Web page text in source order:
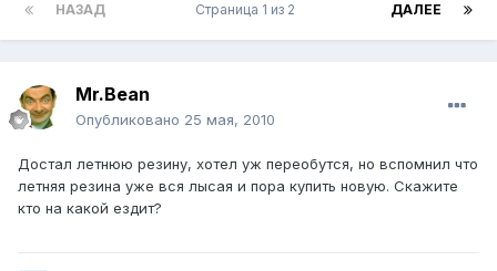
НАЗАД ДАЛЕЕ
Страница 1 из 2
Mr.Bean
Опубликовано 25 мая, 2010
Достал летнюю резину, хотел уж переобутся, но вспомнил что
летняя резина уже вся лысая и пора купить новую. Скажите
кто на какой ездит?